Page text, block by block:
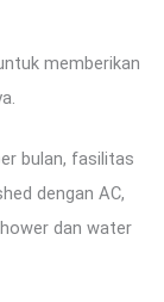
memberikan
bulan, fasilitas
dengan AC,
dan water